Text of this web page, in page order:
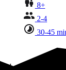
8+
2-4
30-45